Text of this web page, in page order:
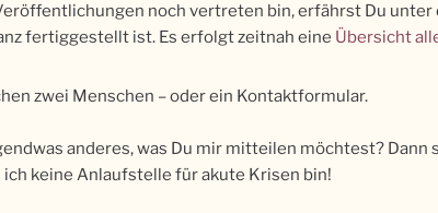
noch vertreten bin, erfährst Du unter
fertiggestellt ist. Es erfolgt zeitnah eine Übersicht
zwei Menschen – oder ein Kontaktformular.
anderes, was Du mir mitteilen möchtest?
keine Anlaufstelle für akute Krisen bin!